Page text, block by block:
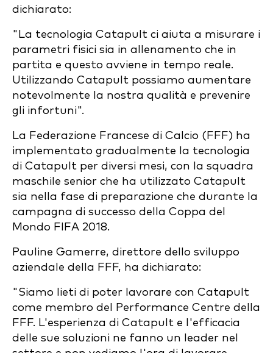
dichiarato:
"La tecnologia Catapult ci aiuta a misurare i
parametri fisici sia in allenamento che in
partita e questo avviene in tempo reale.
Utilizzando Catapult possiamo aumentare
notevolmente la nostra qualità e prevenire
gli infortuni".
La Federazione Francese di Calcio (FFF) ha
implementato gradualmente la tecnologia
di Catapult per diversi mesi, con la squadra
maschile senior che ha utilizzato Catapult
sia nella fase di preparazione che durante la
campagna di successo della Coppa del
Mondo FIFA 2018.
Pauline Gamerre, direttore dello sviluppo
aziendale della FFF, ha dichiarato:
"Siamo lieti di poter lavorare con Catapult
come membro del Performance Centre della
FFF. L'esperienza di Catapult e l'efficacia
delle sue soluzioni ne fanno un leader nel